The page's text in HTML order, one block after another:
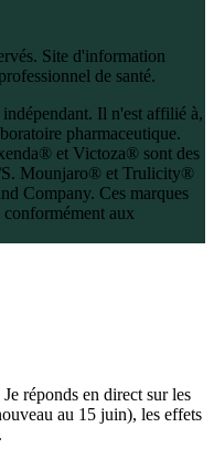
Site d'information
de santé.
Il n'est affilié à,
pharmaceutique.
et Victoza® sont des
S. Mounjaro® et Trulicity®
Company. Ces marques
aux
réponds en direct sur les
au 15 juin), les effets